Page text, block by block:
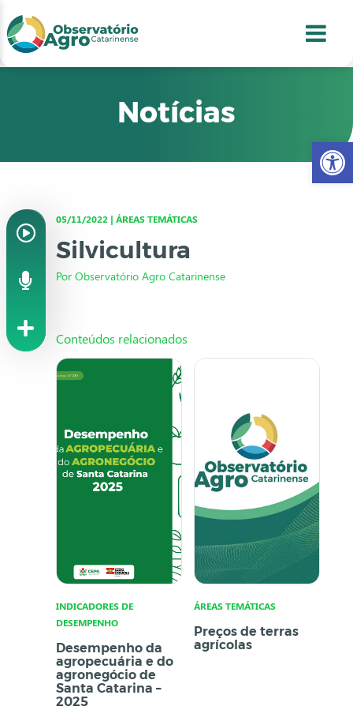
2
3
4
Notícias
05/11/2022 | ÁREAS TEMÁTICAS
Silvicultura
Por Observatório Agro Catarinense
Conteúdos relacionados
INDICADORES DE
DESEMPENHO
Desempenho da
agropecuária e do
agronegócio de
Santa Catarina –
2025
ÁREAS TEMÁTICAS
Preços de terras
agrícolas